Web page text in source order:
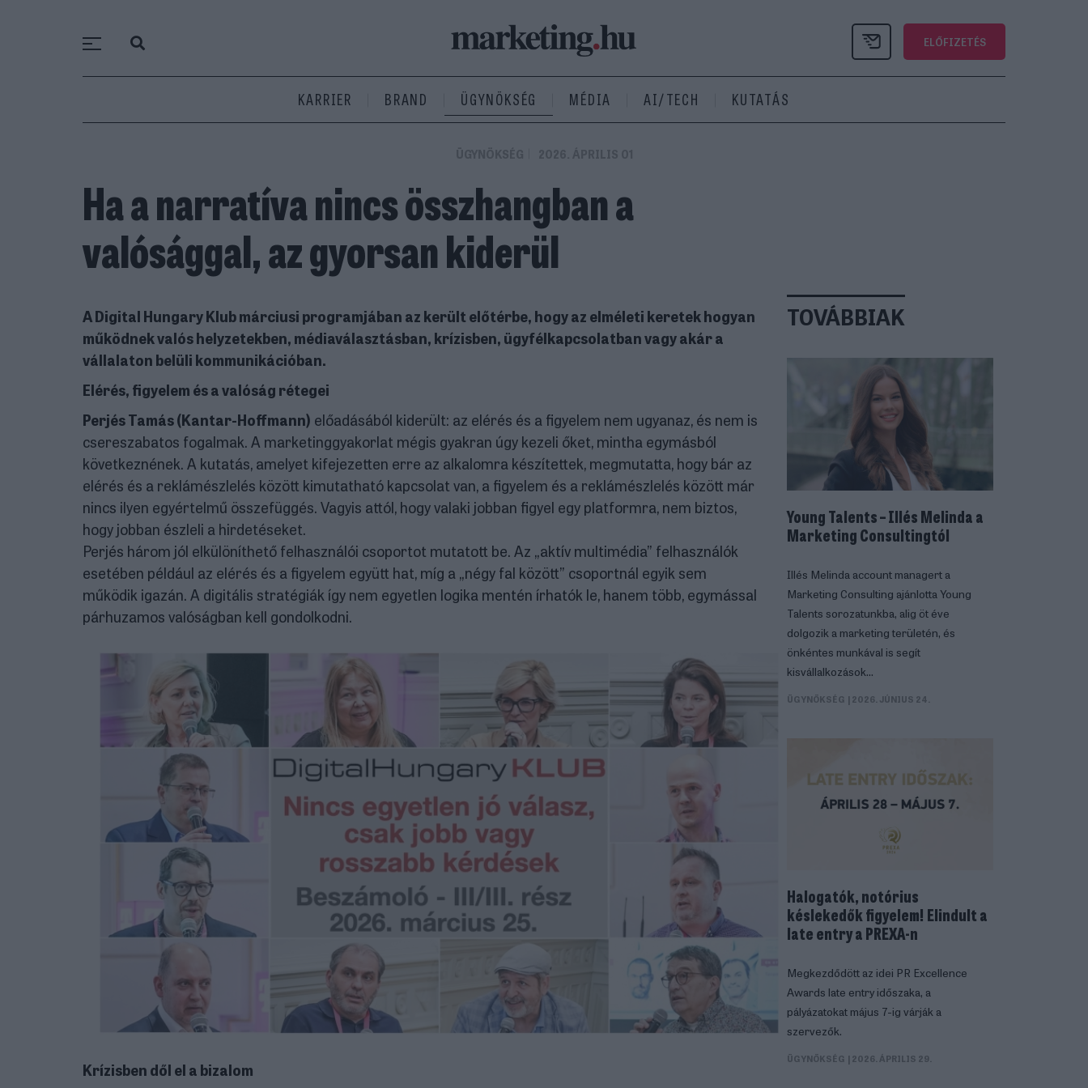
ELŐFIZETÉS
KARRIER BRAND ÜGYNÖKSÉG MÉDIA AI/TECH KUTATÁS
Ha a narratíva nincs összhangban a
valósággal, az gyorsan kiderül
A Digital Hungary Klub márciusi programjában az került előtérbe, hogy az elméleti keretek hogyan
működnek valós helyzetekben, médiaválasztásban, krízisben, ügyfélkapcsolatban vagy akár a
vállalaton belüli kommunikációban.
Elérés, figyelem és a valóság rétegei
Perjés Tamás (Kantar-Hoffmann) előadásából kiderült: az elérés és a figyelem nem ugyanaz, és nem is
csereszabatos fogalmak. A marketinggyakorlat mégis gyakran úgy kezeli őket, mintha egymásból
következnének. A kutatás, amelyet kifejezetten erre az alkalomra készítettek, megmutatta, hogy bár az
elérés és a reklámészlelés között kimutatható kapcsolat van, a figyelem és a reklámészlelés között már
nincs ilyen egyértelmű összefüggés. Vagyis attól, hogy valaki jobban figyel egy platformra, nem biztos,
hogy jobban észleli a hirdetéseket.
Perjés három jól elkülöníthető felhasználói csoportot mutatott be. Az „aktív multimédia” felhasználók
esetében például az elérés és a figyelem együtt hat, míg a „négy fal között” csoportnál egyik sem
működik igazán. A digitális stratégiák így nem egyetlen logika mentén írhatók le, hanem több, egymással
párhuzamos valóságban kell gondolkodni.
Krízisben dől el a bizalom
TOVÁBBIAK
Young Talents – Illés Melinda a
Marketing Consultingtól
Illés Melinda account managert a
Marketing Consulting ajánlotta Young
Talents sorozatunkba, alig öt éve
dolgozik a marketing területén, és
önkéntes munkával is segít
kisvállalkozások
ÜGYNÖKSÉG | 2026. JÚNIUS 24.
Halogatók, notórius
késlekedők figyelem! Elindult a
late entry a PREXA-n
Megkezdődött az idei PR Excellence
Awards late entry időszaka, a
pályázatokat május 7-ig várják a
szervezők.
ÜGYNÖKSÉG | 2026. ÁPRILIS 29.